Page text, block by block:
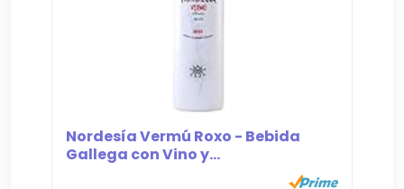
Nordesía Vermú Roxo - Bebida
Gallega con Vino y...